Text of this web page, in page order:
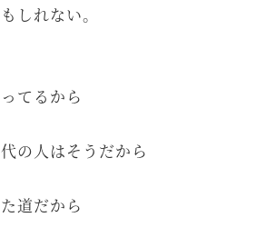
しれない。
てるから
の人はそうだから
道だから